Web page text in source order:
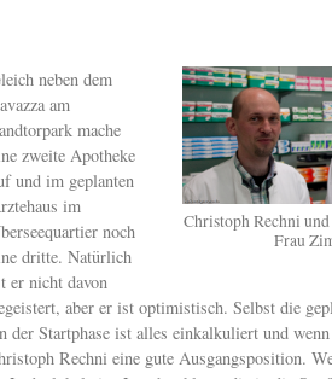
Christoph Rechni
Frau
neben dem
am
mache
zweite Apotheke
und im geplanten
im
noch
dritte. Natürlich
er nicht davon
aber er ist optimistisch. Selbst die
Startphase ist alles einkalkuliert und
Rechni eine gute Ausgangsposition.